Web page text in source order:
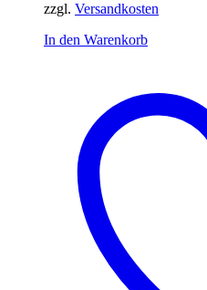
zzgl. Versandkosten
In den Warenkorb